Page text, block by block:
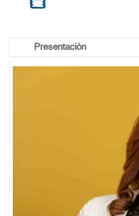
Presentación